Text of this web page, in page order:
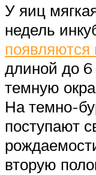
У яиц
недель
длиной до
темную
На темно-
поступают
вторую